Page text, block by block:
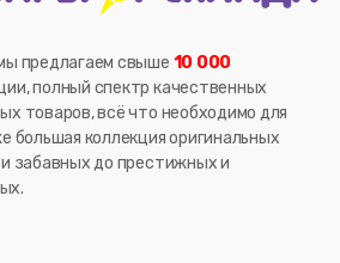
предлагаем свыше 10 000
полный спектр качественных
товаров, всё что необходимо для
большая коллекция оригинальных
забавных до престижных и